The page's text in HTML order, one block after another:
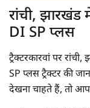
रांची, झारखंड
DI SP प्लस
ट्रैक्टरकारवां पर
SP प्लस ट्रैक्टर की
देखना चाहते हैं, तो